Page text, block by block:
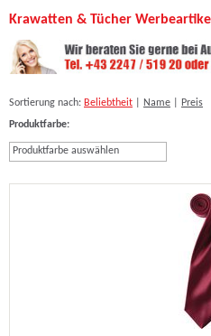
Krawatten & Tücher Werbeartikel
Sortierung nach: Beliebtheit Name
Preis
Produktfarbe:
Produktfarbe auswählen